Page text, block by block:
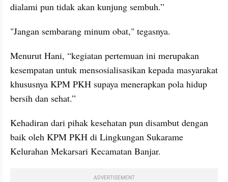
dialami pun tidak akan kunjung sembuh.”
"Jangan sembarang minum obat," tegasnya.
Menurut Hani, “kegiatan pertemuan ini merupakan
kesempatan untuk mensosialisasikan kepada masyarakat
khususnya KPM PKH supaya menerapkan pola hidup
bersih dan sehat.”
Kehadiran dari pihak kesehatan pun disambut dengan
baik oleh KPM PKH di Lingkungan Sukarame
Kelurahan Mekarsari Kecamatan Banjar.
ADVERTISEMENT